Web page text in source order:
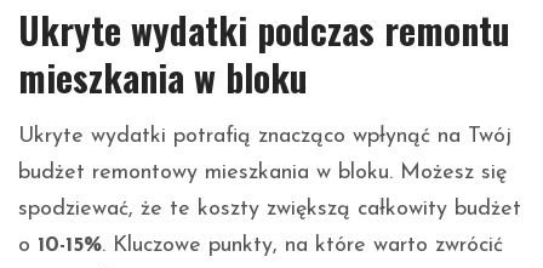
Ukryte wydatki podczas remontu
mieszkania w bloku
Ukryte wydatki potrafią znacząco wpłynąć na Twój
budżet remontowy mieszkania w bloku. Możesz się
spodziewać, że te koszty zwiększą całkowity budżet
o 10-15%. Kluczowe punkty, na które warto zwrócić